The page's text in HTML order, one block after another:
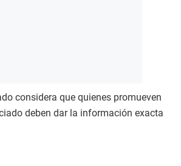
considera que quienes promueven
deben dar la información exacta